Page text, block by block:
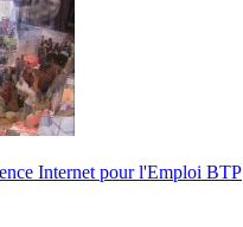
Internet pour l'Emploi BTP